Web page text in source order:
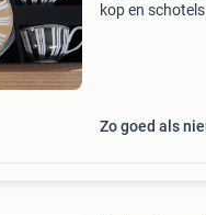
kop en
Zo goed als